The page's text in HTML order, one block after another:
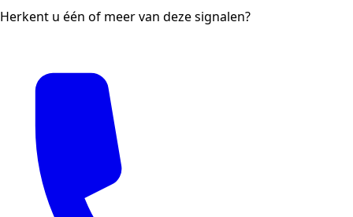
Herkent u één of meer van deze signalen?